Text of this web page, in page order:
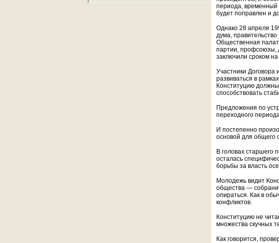
периода, временный
будет поправлен и
Однако 28 апреля
дума,
Общественная
партии, профсоюзы,
заключили сроком
Участники Договора
развиваться в
Конституцию
способствовать
Предложения по
переходного
И постепенно
основой для общего
В головах старшего
осталась
борьбы за власть
Молодежь видит
общества —
опираться. Как в
конфликтов.
Конституцию не
множества скучных
Как говорится,